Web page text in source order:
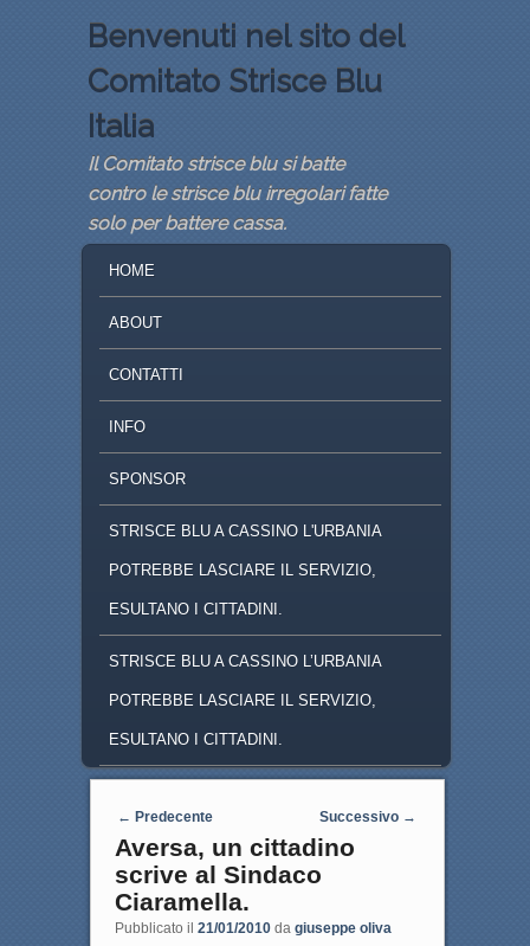
Benvenuti nel sito del
Comitato Strisce Blu
Italia
Il Comitato strisce blu si batte
contro le strisce blu irregolari fatte
solo per battere cassa.
VAI AL CONTENUTO PRINCIPALE
VAI AL CONTENUTO SECONDARIO
HOME
ABOUT
CONTATTI
INFO
SPONSOR
STRISCE BLU A CASSINO L'URBANIA
POTREBBE LASCIARE IL SERVIZIO,
ESULTANO I CITTADINI.
STRISCE BLU A CASSINO L’URBANIA
POTREBBE LASCIARE IL SERVIZIO,
ESULTANO I CITTADINI.
Navigazione articoli
← Predecente Successivo →
Aversa, un cittadino
scrive al Sindaco
Ciaramella.
Pubblicato il 21/01/2010 da giuseppe oliva